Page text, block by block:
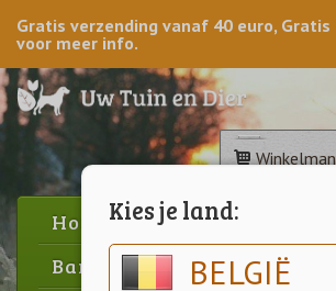
Kies je land:
BELGIË
Gratis verzending vanaf 40 euro,
voor meer info.
Home
Barbecue